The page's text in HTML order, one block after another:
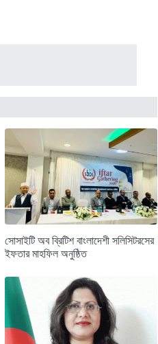
সোসাইটি অব ব্রিটিশ বাংলাদেশী সলিসিটরসের
ইফতার মাহফিল অনুষ্ঠিত